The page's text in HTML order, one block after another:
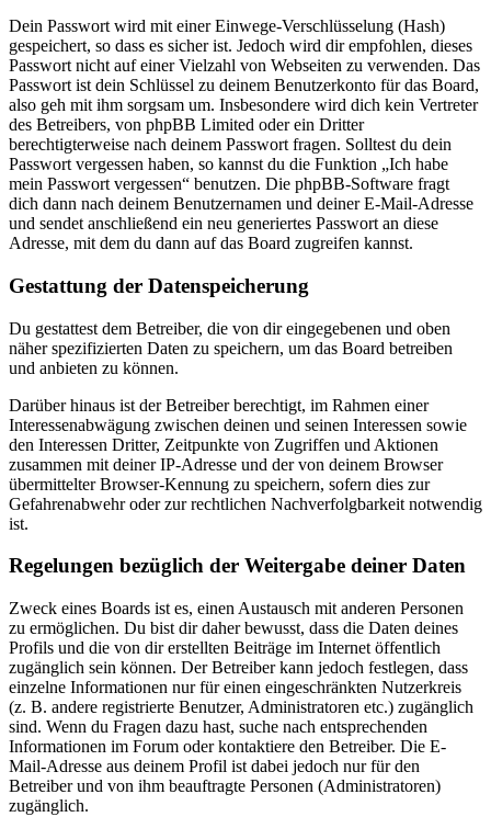
Dein Passwort wird mit einer Einwege-Verschlüsselung (Hash)
gespeichert, so dass es sicher ist. Jedoch wird dir empfohlen, dieses
Passwort nicht auf einer Vielzahl von Webseiten zu verwenden. Das
Passwort ist dein Schlüssel zu deinem Benutzerkonto für das Board,
also geh mit ihm sorgsam um. Insbesondere wird dich kein Vertreter
des Betreibers, von phpBB Limited oder ein Dritter
berechtigterweise nach deinem Passwort fragen. Solltest du dein
Passwort vergessen haben, so kannst du die Funktion „Ich habe
mein Passwort vergessen“ benutzen. Die phpBB-Software fragt
dich dann nach deinem Benutzernamen und deiner E-Mail-Adresse
und sendet anschließend ein neu generiertes Passwort an diese
Adresse, mit dem du dann auf das Board zugreifen kannst.
Gestattung der Datenspeicherung
Du gestattest dem Betreiber, die von dir eingegebenen und oben
näher spezifizierten Daten zu speichern, um das Board betreiben
und anbieten zu können.
Darüber hinaus ist der Betreiber berechtigt, im Rahmen einer
Interessenabwägung zwischen deinen und seinen Interessen sowie
den Interessen Dritter, Zeitpunkte von Zugriffen und Aktionen
zusammen mit deiner IP-Adresse und der von deinem Browser
übermittelter Browser-Kennung zu speichern, sofern dies zur
Gefahrenabwehr oder zur rechtlichen Nachverfolgbarkeit notwendig
ist.
Regelungen bezüglich der Weitergabe deiner Daten
Zweck eines Boards ist es, einen Austausch mit anderen Personen
zu ermöglichen. Du bist dir daher bewusst, dass die Daten deines
Profils und die von dir erstellten Beiträge im Internet öffentlich
zugänglich sein können. Der Betreiber kann jedoch festlegen, dass
einzelne Informationen nur für einen eingeschränkten Nutzerkreis
(z. B. andere registrierte Benutzer, Administratoren etc.) zugänglich
sind. Wenn du Fragen dazu hast, suche nach entsprechenden
Informationen im Forum oder kontaktiere den Betreiber. Die E-
Mail-Adresse aus deinem Profil ist dabei jedoch nur für den
Betreiber und von ihm beauftragte Personen (Administratoren)
zugänglich.